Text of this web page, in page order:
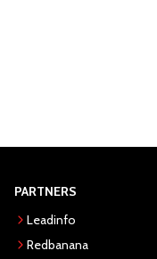
PARTNERS
Leadinfo
Redbanana